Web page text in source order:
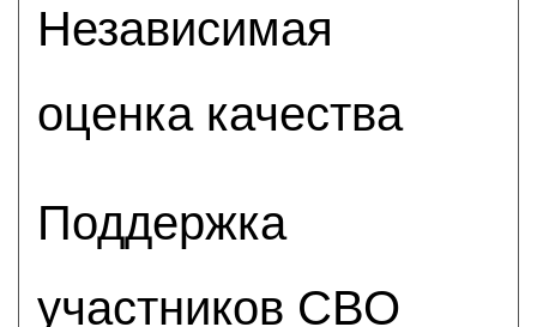
Независимая
оценка качества
Поддержка
участников СВО